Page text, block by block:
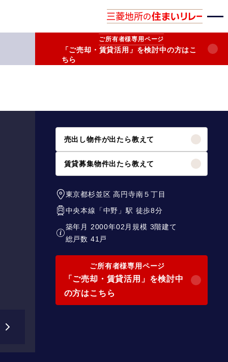
ご所有者様専用ページ
「ご売却・賃貸活用」を検討中の方はこ
ちら
売出し物件が出たら教えて
賃貸募集物件出たら教えて
東京都杉並区 高円寺南５丁目
中央本線
「中野 」駅 徒歩8分
築年月 2000年02月規模 3階建て
総戸数 41戸
ご所有者様専用ページ
「ご売却・賃貸活用」を検討中
の方はこちら